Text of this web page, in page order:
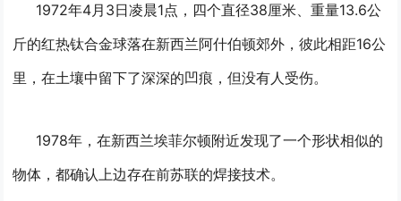
1972年4月3日凌晨1点，四个直径38厘米、重量13.6公
斤的红热钛合金球落在新西兰阿什伯顿郊外，彼此相距16公
里，在土壤中留下了深深的凹痕，但没有人受伤。
1978年，在新西兰埃菲尔顿附近发现了一个形状相似的
物体，都确认上边存在前苏联的焊接技术。